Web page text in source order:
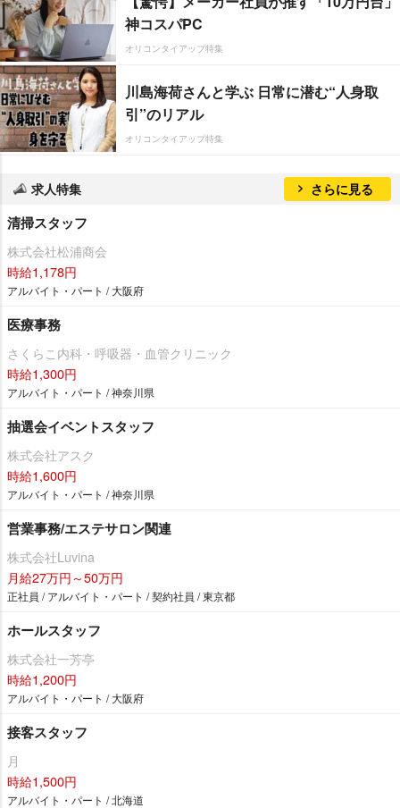
神コスパPC
オリコンタイアップ特集
川島海荷さんと学ぶ 日常に潜む“人身取
引”のリアル
オリコンタイアップ特集
求人特集 さらに見る
清掃スタッフ
株式会社松浦商会
時給1,178円
アルバイト・パート / 大阪府
医療事務
さくらこ内科・呼吸器・血管クリニック
時給1,300円
アルバイト・パート / 神奈川県
抽選会イベントスタッフ
株式会社アスク
時給1,600円
アルバイト・パート / 神奈川県
営業事務/エステサロン関連
株式会社Luvina
月給27万円～50万円
正社員 / アルバイト・パート / 契約社員 / 東京都
ホールスタッフ
株式会社一芳亭
時給1,200円
アルバイト・パート / 大阪府
接客スタッフ
月
時給1,500円
アルバイト・パート / 北海道